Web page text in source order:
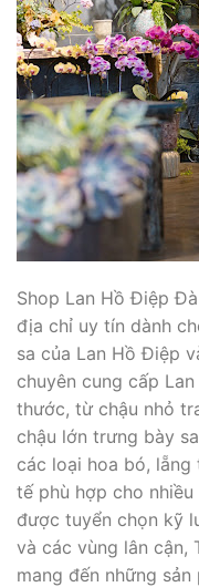
Shop Lan Hồ Điệp
địa chỉ uy tín dành
sa của Lan Hồ Điệp
chuyên cung cấp
thước, từ chậu nhỏ
chậu lớn trưng bày
các loại hoa bó,
tế phù hợp cho
được tuyển chọn kỹ
và các vùng lân cận,
mang đến những